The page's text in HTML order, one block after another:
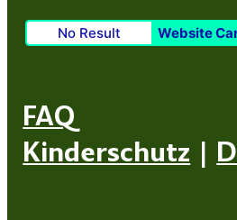
No Result Website
FAQ
Kinderschutz |